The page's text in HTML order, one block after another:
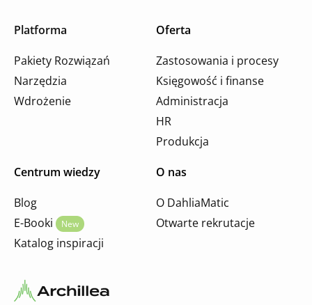
Platforma
Pakiety Rozwiązań
Narzędzia
Wdrożenie
Oferta
Zastosowania i procesy
Księgowość i finanse
Administracja
HR
Produkcja
Centrum wiedzy
Blog
E-Booki
New
Katalog inspiracji
O nas
O DahliaMatic
Otwarte rekrutacje